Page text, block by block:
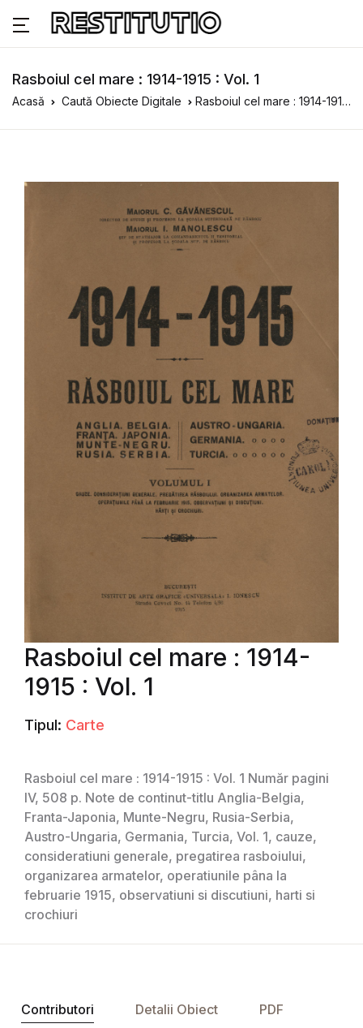
Rasboiul cel mare : 1914-1915 : Vol. 1
Acasă Caută Obiecte Digitale Rasboiul cel mare : 1914-1915 : Vol. 1
Rasboiul cel mare : 1914-
1915 : Vol. 1
Tipul: Carte
Rasboiul cel mare : 1914-1915 : Vol. 1 Număr pagini
IV, 508 p. Note de continut-titlu Anglia-Belgia,
Franta-Japonia, Munte-Negru, Rusia-Serbia,
Austro-Ungaria, Germania, Turcia, Vol. 1, cauze,
consideratiuni generale, pregatirea rasboiului,
organizarea armatelor, operatiunile pâna la
februarie 1915, observatiuni si discutiuni, harti si
crochiuri
Contributori Detalii Obiect PDF